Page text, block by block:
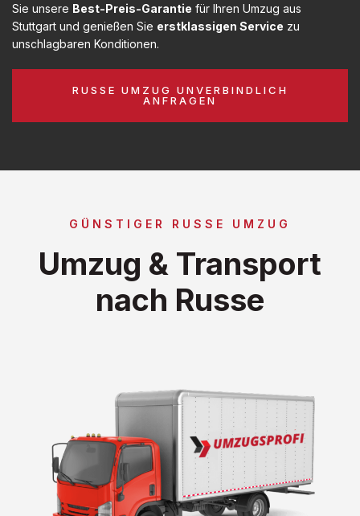
Sie unsere Best-Preis-Garantie für Ihren Umzug aus
Stuttgart und genießen Sie erstklassigen Service zu
unschlagbaren Konditionen.
RUSSE UMZUG UNVERBINDLICH
ANFRAGEN
GÜNSTIGER RUSSE UMZUG
Umzug & Transport
nach Russe